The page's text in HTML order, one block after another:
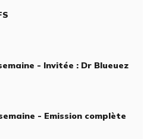
- Invitée : Dr Blueuez
- Emission complète